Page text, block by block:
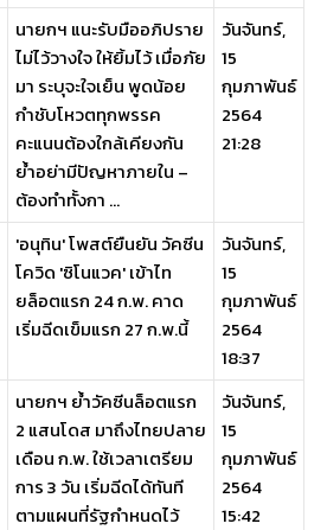
นายกฯ แนะรับมืออภิปราย
ไม่ไว้วางใจ ให้ยิ้มไว้ เมื่อภัย
มา ระบุจะใจเย็น พูดน้อย
กำชับโหวตทุกพรรค
คะแนนต้องใกล้เคียงกัน
ย้ำอย่ามีปัญหาภายใน –
ต้องทำทั้งกา ...
วันจันทร์,
15
กุมภาพันธ์
2564
21:28
'อนุทิน' โพสต์ยืนยัน วัคซีน
โควิด 'ซิโนแวค' เข้าไท
ยล็อตแรก 24 ก.พ. คาด
เริ่มฉีดเข็มแรก 27 ก.พ.นี้
วันจันทร์,
15
กุมภาพันธ์
2564
18:37
นายกฯ ย้ำวัคซีนล็อตแรก
2 แสนโดส มาถึงไทยปลาย
เดือน ก.พ. ใช้เวลาเตรียม
การ 3 วัน เริ่มฉีดได้ทันที
ตามแผนที่รัฐกำหนดไว้
วันจันทร์,
15
กุมภาพันธ์
2564
15:42